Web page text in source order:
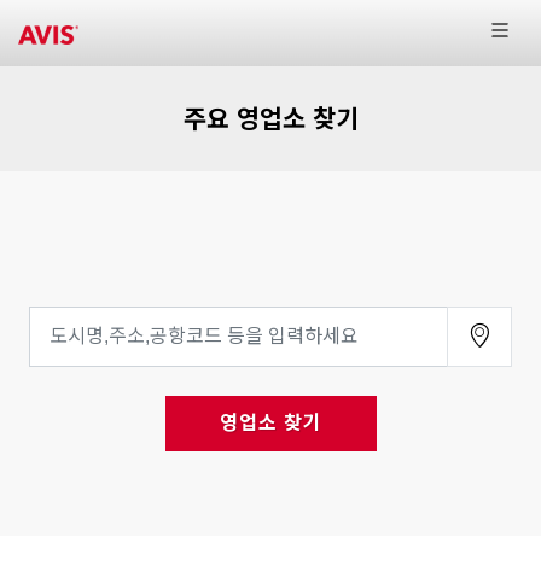
주요 영업소 찾기
영업소 찾기